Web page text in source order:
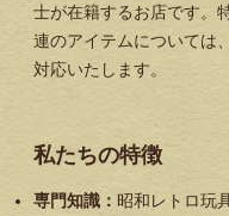
士が在籍するお店です。
連のアイテムについては
対応いたします。
私たちの特徴
専門知識： 昭和レトロ玩